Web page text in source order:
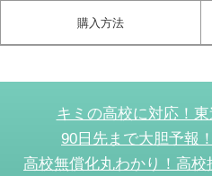
購入方法
キミの高校に対応！
90日先まで大胆予報
高校無償化丸わかり！高校